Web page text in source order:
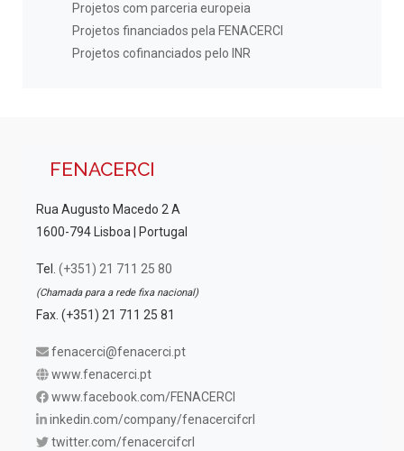
Projetos com parceria europeia
Projetos financiados pela FENACERCI
Projetos cofinanciados pelo INR
FENACERCI
Rua Augusto Macedo 2 A
1600-794 Lisboa | Portugal
Tel. (+351) 21 711 25 80
(Chamada para a rede fixa nacional)
Fax. (+351) 21 711 25 81
fenacerci@fenacerci.pt
www.fenacerci.pt
www.facebook.com/FENACERCI
inkedin.com/company/fenacercifcrl
twitter.com/fenacercifcrl